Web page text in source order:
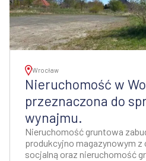
Wrocław
Nieruchomość w
przeznaczona do
wynajmu.
Nieruchomość gruntowa
produkcyjno magazynowym
socjalną oraz nieruchomość